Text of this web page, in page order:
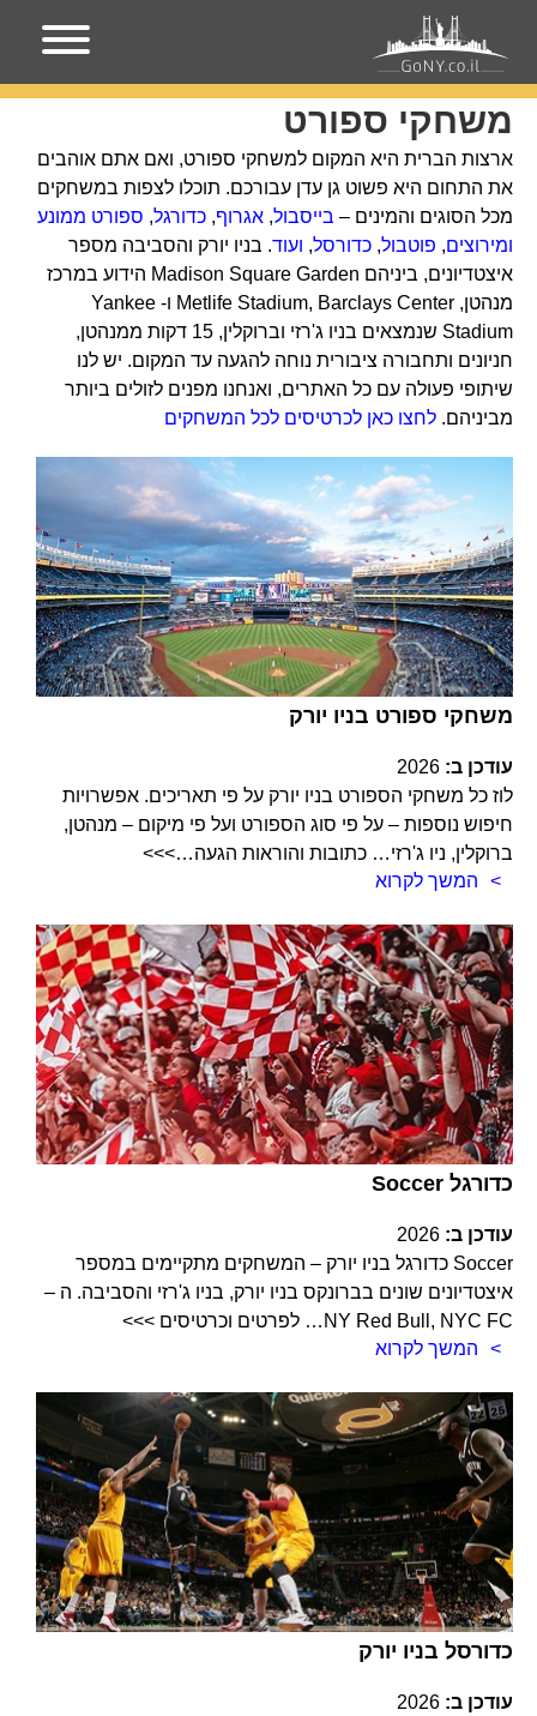
עמוד הבית משחקי ספורט
משחקי ספורט
ארצות הברית היא המקום למשחקי ספורט, ואם אתם אוהבים
את התחום היא פשוט גן עדן עבורכם. תוכלו לצפות במשחקים
מכל הסוגים והמינים – בייסבול, אגרוף, כדורגל, ספורט ממונע
ומירוצים, פוטבול, כדורסל, ועוד. בניו יורק והסביבה מספר
איצטדיונים, ביניהם Madison Square Garden הידוע במרכז
מנהטן, Metlife Stadium, Barclays Center ו- Yankee
Stadium שנמצאים בניו ג'רזי וברוקלין, 15 דקות ממנהטן,
חניונים ותחבורה ציבורית נוחה להגעה עד המקום. יש לנו
שיתופי פעולה עם כל האתרים, ואנחנו מפנים לזולים ביותר
מביניהם. לחצו כאן לכרטיסים לכל המשחקים
משחקי ספורט בניו יורק
עודכן ב: 2026
לוז כל משחקי הספורט בניו יורק על פי תאריכים. אפשרויות
חיפוש נוספות – על פי סוג הספורט ועל פי מיקום – מנהטן,
ברוקלין, ניו ג'רזי… כתובות והוראות הגעה…>>>
המשך לקרוא
Soccer כדורגל
עודכן ב: 2026
Soccer כדורגל בניו יורק – המשחקים מתקיימים במספר
איצטדיונים שונים בברונקס בניו יורק, בניו ג'רזי והסביבה. ה –
NY Red Bull, NYC FC… לפרטים וכרטיסים >>>
המשך לקרוא
כדורסל בניו יורק
עודכן ב: 2026